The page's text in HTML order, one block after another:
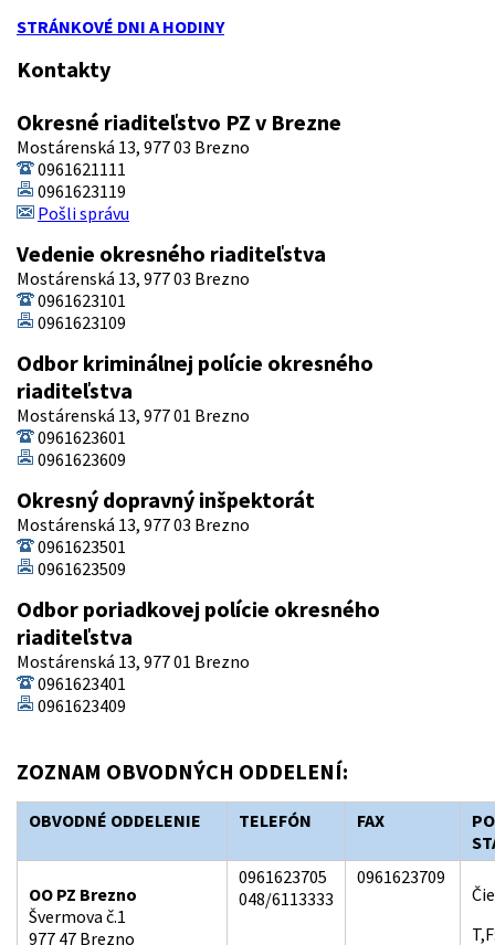
STRÁNKOVÉ DNI A HODINY
Kontakty
Okresné riaditeľstvo PZ v Brezne
Mostárenská 13, 977 03 Brezno
0961621111
0961623119
Pošli správu
Vedenie okresného riaditeľstva
Mostárenská 13, 977 03 Brezno
0961623101
0961623109
Odbor kriminálnej polície okresného
riaditeľstva
Mostárenská 13, 977 01 Brezno
0961623601
0961623609
Okresný dopravný inšpektorát
Mostárenská 13, 977 03 Brezno
0961623501
0961623509
Odbor poriadkovej polície okresného
riaditeľstva
Mostárenská 13, 977 01 Brezno
0961623401
0961623409
ZOZNAM OBVODNÝCH ODDELENÍ:
OBVODNÉ ODDELENIE TELEFÓN FAX
OO PZ Brezno
Švermova č.1
977 47 Brezno
0961623705
048/6113333
0961623709